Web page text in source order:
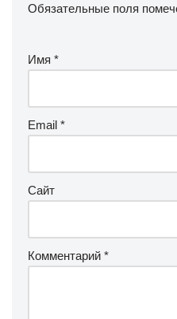
Обязательные поля
Имя *
Email *
Сайт
Комментарий *